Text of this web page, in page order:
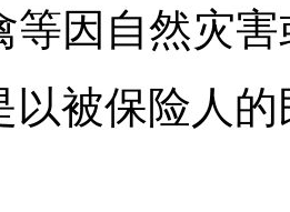
等因自然灾
以被保险人